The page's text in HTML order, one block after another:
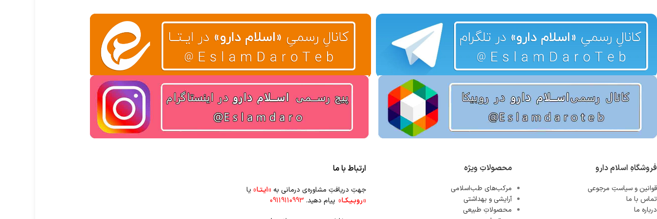
فروشگاهِ اسلام دارو
قوانین و سیاستِ مرجوعی
تماس با ما
درباره ما
محصولاتِ ویژه
مرکب‌های طب‌اسلامی
آرایشی و بهداشتی
محصولاتِ طبیعی
ارتباط با ما
جهتِ دریافتِ مشاوره‌ی درمانی به «ایـتـا» یا
«روبـیـکـا» پیام دهید. 09119110993